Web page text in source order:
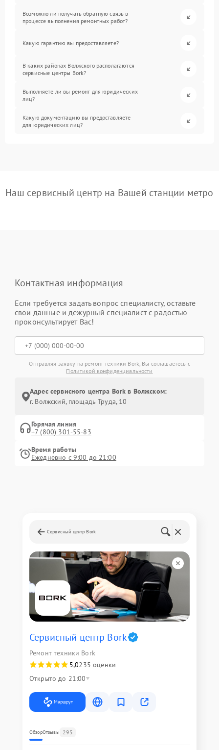
Возможно ли получать обратную связь в
процессе выполнения ремонтных работ?
Какую гарантию вы предоставляете?
В каких районах Волжского располагаются
сервисные центры Bork?
Выполняете ли вы ремонт для юридических
лиц?
Какую документацию вы предоставляете
для юридических лиц?
Наш сервисный центр на Вашей станции метро
Контактная информация
Если требуется задать вопрос специалисту, оставьте
свои данные и дежурный специалист с радостью
проконсультирует Вас!
Отправляя заявку на ремонт техники Bork, Вы соглашаетесь с
Политикой конфиденциальности
Адрес сервисного центра Bork в Волжском:
г. Волжский, площадь Труда, 10
Горячая линия
+7 (800) 301-55-83
Время работы
Ежедневно с 9:00 до 21:00
Сервисный центр Bork
Сервисный центр Bork
Ремонт техники Bork
5,0235 оценки
Открыто до 21:00
Маршрут
ОбзорОтзывы 295